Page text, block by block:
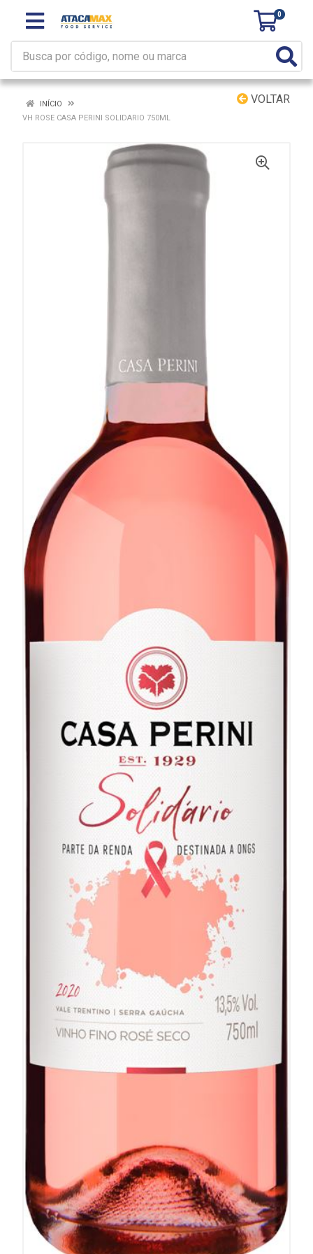
0
VOLTAR
INÍCIO
VH ROSE CASA PERINI SOLIDARIO 750ML